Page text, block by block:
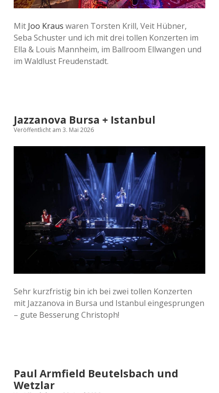
Mit Joo Kraus waren Torsten Krill, Veit Hübner,
Seba Schuster und ich mit drei tollen Konzerten im
Ella & Louis Mannheim, im Ballroom Ellwangen und
im Waldlust Freudenstadt.
Jazzanova Bursa + Istanbul
Veröffentlicht am 3. Mai 2026
Sehr kurzfristig bin ich bei zwei tollen Konzerten
mit Jazzanova in Bursa und Istanbul eingesprungen
– gute Besserung Christoph!
Paul Armfield Beutelsbach und
Wetzlar